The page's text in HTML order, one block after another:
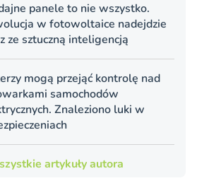
panele to nie wszystko.
w fotowoltaice nadejdzie
ze sztuczną inteligencją
mogą przejąć kontrolę nad
samochodów
Znaleziono luki w
artykuły autora